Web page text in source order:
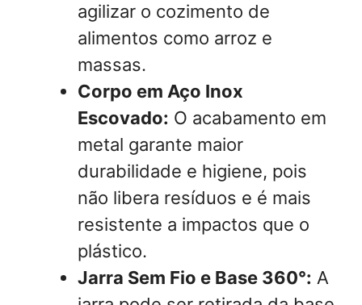
agilizar o cozimento de
alimentos como arroz e
massas.
Corpo em Aço Inox
Escovado: O acabamento em
metal garante maior
durabilidade e higiene, pois
não libera resíduos e é mais
resistente a impactos que o
plástico.
Jarra Sem Fio e Base 360°: A